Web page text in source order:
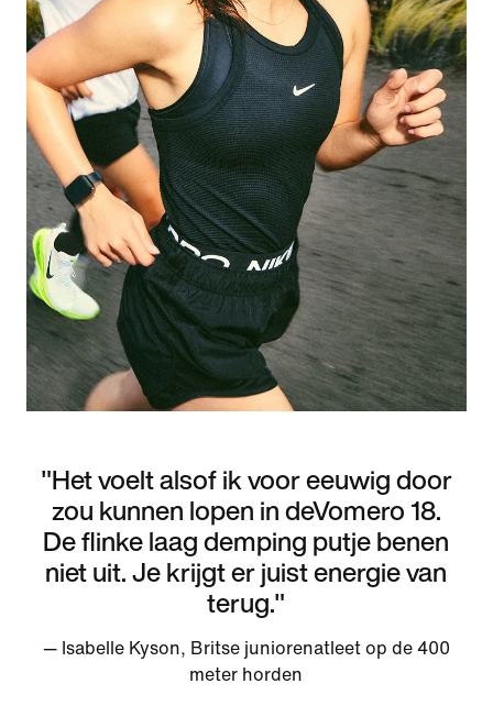
"Het voelt alsof ik voor eeuwig door
zou kunnen lopen in deVomero 18.
De flinke laag demping putje benen
niet uit. Je krijgt er juist energie van
terug."
— Isabelle Kyson, Britse juniorenatleet op de 400
meter horden